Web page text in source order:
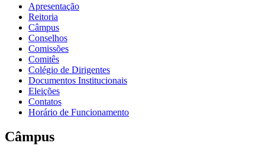
Apresentação
Reitoria
Câmpus
Conselhos
Comissões
Comitês
Colégio de Dirigentes
Documentos Institucionais
Eleições
Contatos
Horário de Funcionamento
Câmpus